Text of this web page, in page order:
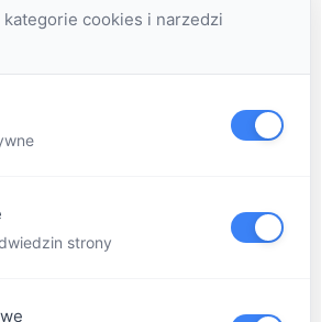
cookies i narzedzi
strony